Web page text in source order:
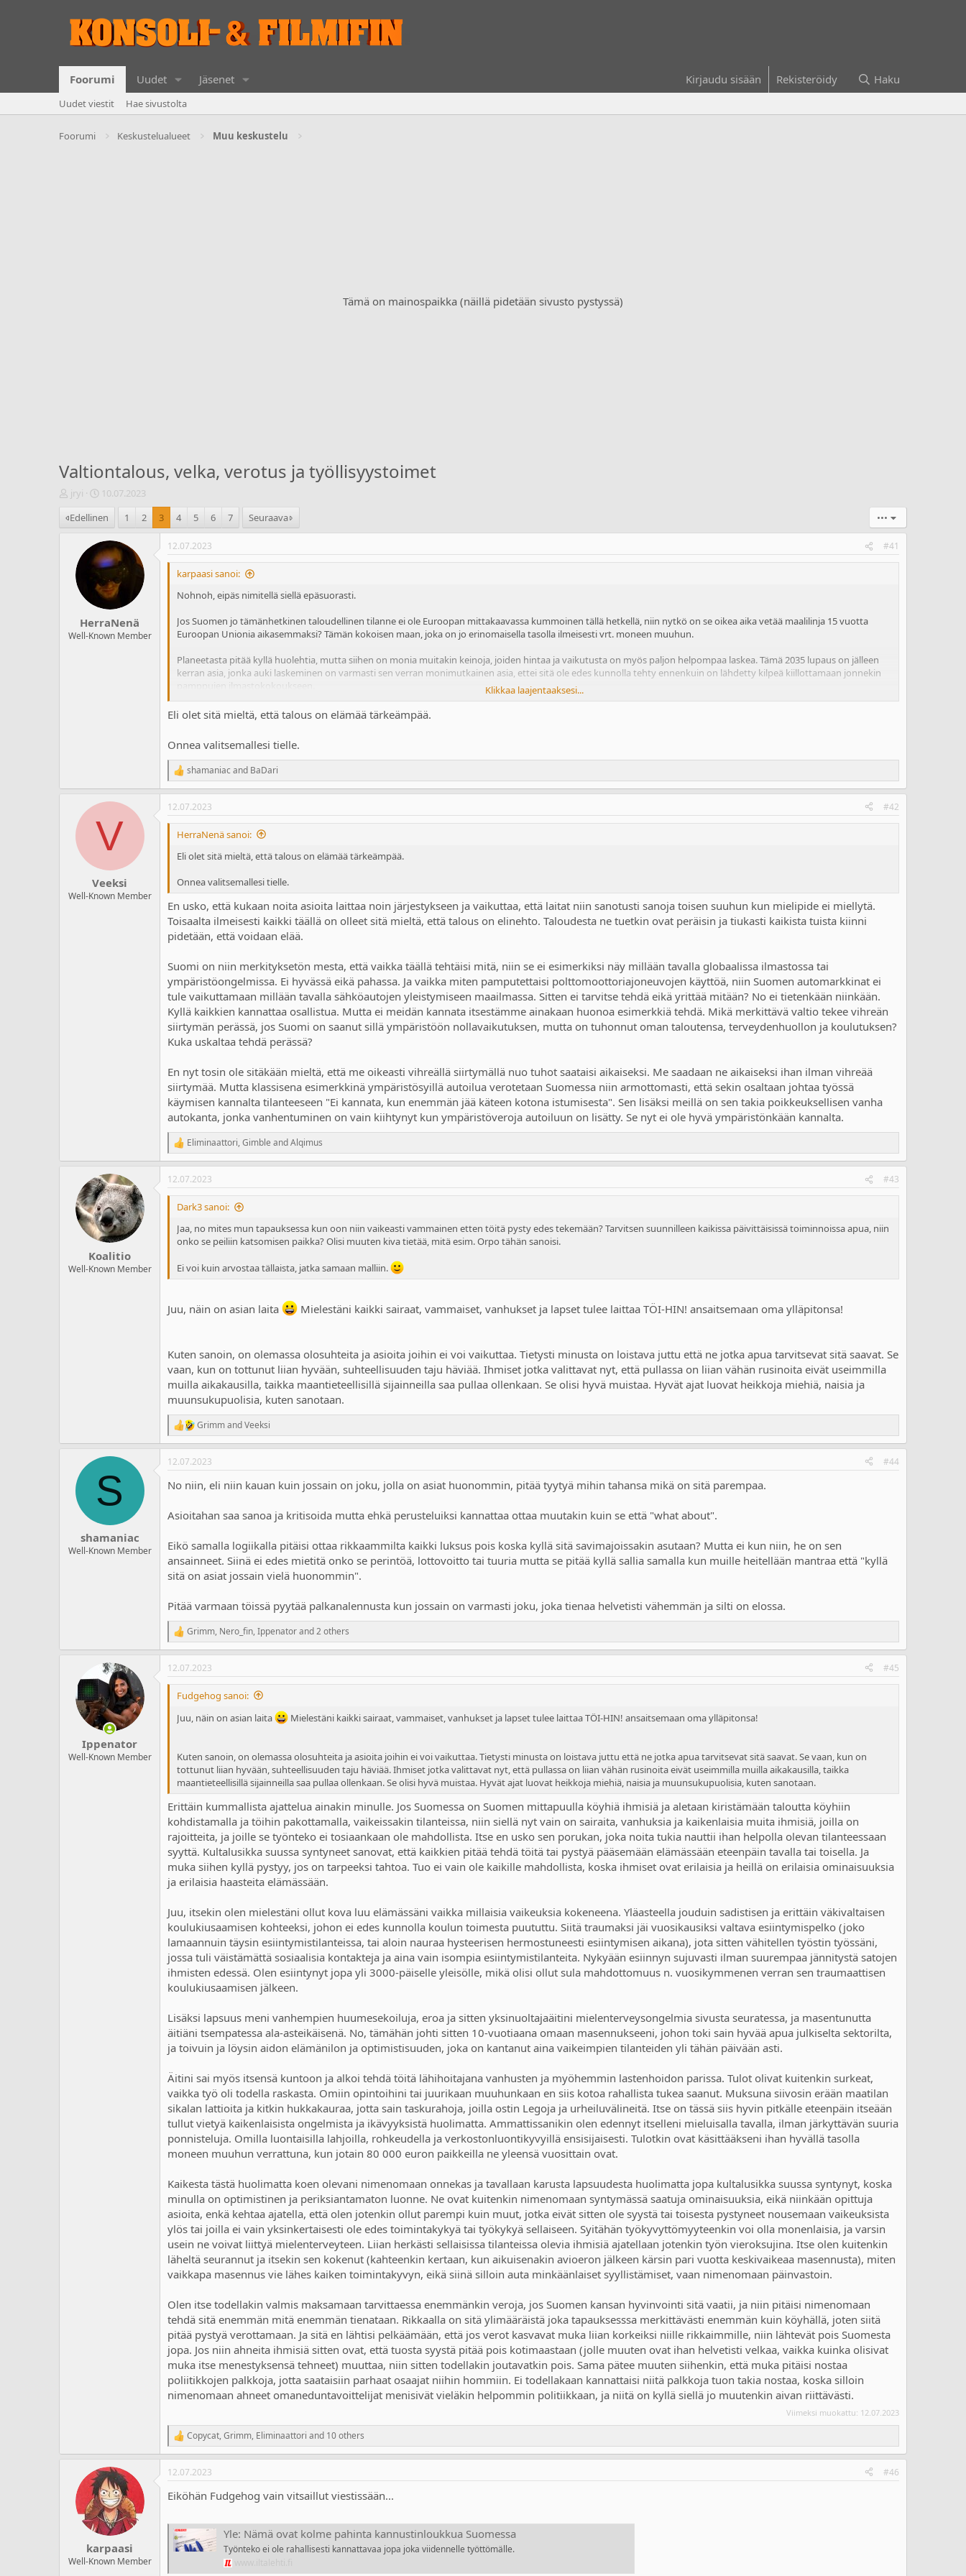
Foorumi Uudet Jäsenet Kirjaudu sisään Rekisteröidy Haku
Uudet viestit Hae sivustolta
Foorumi Keskustelualueet Muu keskustelu
Tämä on mainospaikka (näillä pidetään sivusto pystyssä)
Valtiontalous, velka, verotus ja työllisyystoimet
V
e
s
n
jryi
A
o
i
t
u
s
p
ä
i
v
ä
10.07.2023
Edellinen
1 2 3 4 5 6 7 Seuraava •••
HerraNenä
Well-Known Member
12.07.2023 #41
karpaasi sanoi:
Nohnoh, eipäs nimitellä siellä epäsuorasti.
Jos Suomen jo tämänhetkinen taloudellinen tilanne ei ole Euroopan mittakaavassa kummoinen tällä hetkellä, niin nytkö on se oikea aika vetää maalilinja 15 vuotta
Euroopan Unionia aikasemmaksi? Tämän kokoisen maan, joka on jo erinomaisella tasolla ilmeisesti vrt. moneen muuhun.
Planeetasta pitää kyllä huolehtia, mutta siihen on monia muitakin keinoja, joiden hintaa ja vaikutusta on myös paljon helpompaa laskea. Tämä 2035 lupaus on jälleen
kerran asia, jonka auki laskeminen on varmasti sen verran monimutkainen asia, ettei sitä ole edes kunnolla tehty ennenkuin on lähdetty kilpeä kiillottamaan jonnekin
pamppujen ilmastokokoukseen.
Kuka ne sähköautojen infrat ja sun muut muutokset maksaa jos talous vaan taantuu? Otetaanko lisää velkaa tähänkin asiaan?
Klikkaa laajentaaksesi...
Eli olet sitä mieltä, että talous on elämää tärkeämpää.
Onnea valitsemallesi tielle.
R
e
a
c
t
shamaniacand BaDari
V
Veeksi
Well-Known Member
12.07.2023 #42
HerraNenä sanoi:
Eli olet sitä mieltä, että talous on elämää tärkeämpää.
Onnea valitsemallesi tielle.
En usko, että kukaan noita asioita laittaa noin järjestykseen ja vaikuttaa, että laitat niin sanotusti sanoja toisen suuhun kun mielipide ei miellytä.
Toisaalta ilmeisesti kaikki täällä on olleet sitä mieltä, että talous on elinehto. Taloudesta ne tuetkin ovat peräisin ja tiukasti kaikista tuista kiinni
pidetään, että voidaan elää.
Suomi on niin merkityksetön mesta, että vaikka täällä tehtäisi mitä, niin se ei esimerkiksi näy millään tavalla globaalissa ilmastossa tai
ympäristöongelmissa. Ei hyvässä eikä pahassa. Ja vaikka miten pamputettaisi polttomoottoriajoneuvojen käyttöä, niin Suomen automarkkinat ei
tule vaikuttamaan millään tavalla sähköautojen yleistymiseen maailmassa. Sitten ei tarvitse tehdä eikä yrittää mitään? No ei tietenkään niinkään.
Kyllä kaikkien kannattaa osallistua. Mutta ei meidän kannata itsestämme ainakaan huonoa esimerkkiä tehdä. Mikä merkittävä valtio tekee vihreän
siirtymän perässä, jos Suomi on saanut sillä ympäristöön nollavaikutuksen, mutta on tuhonnut oman taloutensa, terveydenhuollon ja koulutuksen?
Kuka uskaltaa tehdä perässä?
En nyt tosin ole sitäkään mieltä, että me oikeasti vihreällä siirtymällä nuo tuhot saataisi aikaiseksi. Me saadaan ne aikaiseksi ihan ilman vihreää
siirtymää. Mutta klassisena esimerkkinä ympäristösyillä autoilua verotetaan Suomessa niin armottomasti, että sekin osaltaan johtaa työssä
käymisen kannalta tilanteeseen "Ei kannata, kun enemmän jää käteen kotona istumisesta". Sen lisäksi meillä on sen takia poikkeuksellisen vanha
autokanta, jonka vanhentuminen on vain kiihtynyt kun ympäristöveroja autoiluun on lisätty. Se nyt ei ole hyvä ympäristönkään kannalta.
R
e
a
c
t
Eliminaattori, Gimble andAlqimus
Koalitio
Well-Known Member
12.07.2023 #43
Dark3 sanoi:
Jaa, no mites mun tapauksessa kun oon niin vaikeasti vammainen etten töitä pysty edes tekemään? Tarvitsen suunnilleen kaikissa päivittäisissä toiminnoissa apua, niin
onko se peiliin katsomisen paikka? Olisi muuten kiva tietää, mitä esim. Orpo tähän sanoisi.
Ei voi kuin arvostaa tällaista, jatka samaan malliin.
Juu, näin on asian laita Mielestäni kaikki sairaat, vammaiset, vanhukset ja lapset tulee laittaa TÖI-HIN! ansaitsemaan oma ylläpitonsa!
Kuten sanoin, on olemassa olosuhteita ja asioita joihin ei voi vaikuttaa. Tietysti minusta on loistava juttu että ne jotka apua tarvitsevat sitä saavat. Se
vaan, kun on tottunut liian hyvään, suhteellisuuden taju häviää. Ihmiset jotka valittavat nyt, että pullassa on liian vähän rusinoita eivät useimmilla
muilla aikakausilla, taikka maantieteellisillä sijainneilla saa pullaa ollenkaan. Se olisi hyvä muistaa. Hyvät ajat luovat heikkoja miehiä, naisia ja
muunsukupuolisia, kuten sanotaan.
R
e
a
c
i
s
GrimmandVeeksi
S
shamaniac
Well-Known Member
12.07.2023 #44
No niin, eli niin kauan kuin jossain on joku, jolla on asiat huonommin, pitää tyytyä mihin tahansa mikä on sitä parempaa.
Asioitahan saa sanoa ja kritisoida mutta ehkä perusteluiksi kannattaa ottaa muutakin kuin se että "what about".
Eikö samalla logiikalla pitäisi ottaa rikkaammilta kaikki luksus pois koska kyllä sitä savimajoissakin asutaan? Mutta ei kun niin, he on sen
ansainneet. Siinä ei edes mietitä onko se perintöä, lottovoitto tai tuuria mutta se pitää kyllä sallia samalla kun muille heitellään mantraa että "kyllä
sitä on asiat jossain vielä huonommin".
Pitää varmaan töissä pyytää palkanalennusta kun jossain on varmasti joku, joka tienaa helvetisti vähemmän ja silti on elossa.
R
e
a
c
t
Grimm, Nero_fin, Ippenatorand 2 others
Ippenator
Well-Known Member
12.07.2023 #45
Fudgehog sanoi:
Juu, näin on asian laita
Mielestäni kaikki sairaat, vammaiset, vanhukset ja lapset tulee laittaa TÖI-HIN! ansaitsemaan oma ylläpitonsa!
Kuten sanoin, on olemassa olosuhteita ja asioita joihin ei voi vaikuttaa. Tietysti minusta on loistava juttu että ne jotka apua tarvitsevat sitä saavat. Se vaan, kun on
tottunut liian hyvään, suhteellisuuden taju häviää. Ihmiset jotka valittavat nyt, että pullassa on liian vähän rusinoita eivät useimmilla muilla aikakausilla, taikka
maantieteellisillä sijainneilla saa pullaa ollenkaan. Se olisi hyvä muistaa. Hyvät ajat luovat heikkoja miehiä, naisia ja muunsukupuolisia, kuten sanotaan.
Erittäin kummallista ajattelua ainakin minulle. Jos Suomessa on Suomen mittapuulla köyhiä ihmisiä ja aletaan kiristämään taloutta köyhiin
kohdistamalla ja töihin pakottamalla, vaikeissakin tilanteissa, niin siellä nyt vain on sairaita, vanhuksia ja kaikenlaisia muita ihmisiä, joilla on
rajoitteita, ja joille se työnteko ei tosiaankaan ole mahdollista. Itse en usko sen porukan, joka noita tukia nauttii ihan helpolla olevan tilanteessaan
syyttä. Kultalusikka suussa syntyneet sanovat, että kaikkien pitää tehdä töitä tai pystyä pääsemään elämässään eteenpäin tavalla tai toisella. Ja
muka siihen kyllä pystyy, jos on tarpeeksi tahtoa. Tuo ei vain ole kaikille mahdollista, koska ihmiset ovat erilaisia ja heillä on erilaisia ominaisuuksia
ja erilaisia haasteita elämässään.
Juu, itsekin olen mielestäni ollut kova luu elämässäni vaikka millaisia vaikeuksia kokeneena. Yläasteella jouduin sadistisen ja erittäin väkivaltaisen
koulukiusaamisen kohteeksi, johon ei edes kunnolla koulun toimesta puututtu. Siitä traumaksi jäi vuosikausiksi valtava esiintymispelko (joko
lamaannuin täysin esiintymistilanteissa, tai aloin nauraa hysteerisen hermostuneesti esiintymisen aikana), jota sitten vähitellen työstin työssäni,
jossa tuli väistämättä sosiaalisia kontakteja ja aina vain isompia esiintymistilanteita. Nykyään esiinnyn sujuvasti ilman suurempaa jännitystä satojen
ihmisten edessä. Olen esiintynyt jopa yli 3000-päiselle yleisölle, mikä olisi ollut sula mahdottomuus n. vuosikymmenen verran sen traumaattisen
koulukiusaamisen jälkeen.
Lisäksi lapsuus meni vanhempien huumesekoiluja, eroa ja sitten yksinuoltajaäitini mielenterveysongelmia sivusta seuratessa, ja masentunutta
äitiäni tsempatessa ala-asteikäisenä. No, tämähän johti sitten 10-vuotiaana omaan masennukseeni, johon toki sain hyvää apua julkiselta sektorilta,
ja toivuin ja löysin aidon elämänilon ja optimistisuuden, joka on kantanut aina vaikeimpien tilanteiden yli tähän päivään asti.
Äitini sai myös itsensä kuntoon ja alkoi tehdä töitä lähihoitajana vanhusten ja myöhemmin lastenhoidon parissa. Tulot olivat kuitenkin surkeat,
vaikka työ oli todella raskasta. Omiin opintoihini tai juurikaan muuhunkaan en siis kotoa rahallista tukea saanut. Muksuna siivosin erään maatilan
sikalan lattioita ja kitkin hukkakauraa, jotta sain taskurahoja, joilla ostin Legoja ja urheiluvälineitä. Itse on tässä siis hyvin pitkälle eteenpäin itseään
tullut vietyä kaikenlaisista ongelmista ja ikävyyksistä huolimatta. Ammattissanikin olen edennyt itselleni mieluisalla tavalla, ilman järkyttävän suuria
ponnisteluja. Omilla luontaisilla lahjoilla, rohkeudella ja verkostonluontikyvyillä ensisijaisesti. Tulotkin ovat käsittääkseni ihan hyvällä tasolla
moneen muuhun verrattuna, kun jotain 80 000 euron paikkeilla ne yleensä vuosittain ovat.
Kaikesta tästä huolimatta koen olevani nimenomaan onnekas ja tavallaan karusta lapsuudesta huolimatta jopa kultalusikka suussa syntynyt, koska
minulla on optimistinen ja periksiantamaton luonne. Ne ovat kuitenkin nimenomaan syntymässä saatuja ominaisuuksia, eikä niinkään opittuja
asioita, enkä kehtaa ajatella, että olen jotenkin ollut parempi kuin muut, jotka eivät sitten ole syystä tai toisesta pystyneet nousemaan vaikeuksista
ylös tai joilla ei vain yksinkertaisesti ole edes toimintakykyä tai työkykyä sellaiseen. Syitähän työkyvyttömyyteenkin voi olla monenlaisia, ja varsin
usein ne voivat liittyä mielenterveyteen. Liian herkästi sellaisissa tilanteissa olevia ihmisiä ajatellaan jotenkin työn vieroksujina. Itse olen kuitenkin
läheltä seurannut ja itsekin sen kokenut (kahteenkin kertaan, kun aikuisenakin avioeron jälkeen kärsin pari vuotta keskivaikeaa masennusta), miten
vaikkapa masennus vie lähes kaiken toimintakyvyn, eikä siinä silloin auta minkäänlaiset syyllistämiset, vaan nimenomaan päinvastoin.
Olen itse todellakin valmis maksamaan tarvittaessa enemmänkin veroja, jos Suomen kansan hyvinvointi sitä vaatii, ja niin pitäisi nimenomaan
tehdä sitä enemmän mitä enemmän tienataan. Rikkaalla on sitä ylimääräistä joka tapauksesssa merkittävästi enemmän kuin köyhällä, joten siitä
pitää pystyä verottamaan. Ja sitä en lähtisi pelkäämään, että jos verot kasvavat muka liian korkeiksi niille rikkaimmille, niin lähtevät pois Suomesta
jopa. Jos niin ahneita ihmisiä sitten ovat, että tuosta syystä pitää pois kotimaastaan (jolle muuten ovat ihan helvetisti velkaa, vaikka kuinka olisivat
muka itse menestyksensä tehneet) muuttaa, niin sitten todellakin joutavatkin pois. Sama pätee muuten siihenkin, että muka pitäisi nostaa
poliitikkojen palkkoja, jotta saataisiin parhaat osaajat niihin hommiin. Ei todellakaan kannattaisi niitä palkkoja tuon takia nostaa, koska silloin
nimenomaan ahneet omaneduntavoittelijat menisivät vieläkin helpommin politiikkaan, ja niitä on kyllä siellä jo muutenkin aivan riittävästi.
Viimeksi muokattu: 12.07.2023
R
e
a
c
i
s
Copycat, Grimm, Eliminaattori and 10 others
karpaasi
Well-Known Member
12.07.2023 #46
Eiköhän Fudgehog vain vitsaillut viestissään...
Yle: Nämä ovat kolme pahinta kannustinloukkua Suomessa
Työnteko ei ole rahallisesti kannattavaa jopa joka viidennelle työttömälle.